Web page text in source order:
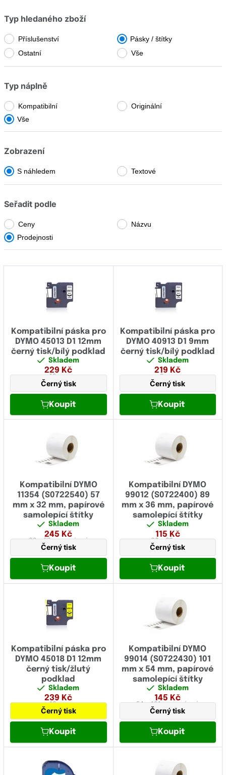
Casio
Dell
Develop
Fullmark
GIGAPRINT
HP
Image
Konica Minolta
Kyocera
Lexmark
OKI
Olivetti
Panasonic
Pantum
Papyrus
Printronix
Samsung
Sharp
Star Micronics
TallyGenicom
Toshiba
Utax
Xerox
Zebra
LabelWriter
LetraTag
M
Typ hledaného zboží
Příslušenství
Pásky / štítky
Ostatní
Vše
Typ náplně
Kompatibilní
Originální
Vše
Zobrazení
S náhledem Textové
Seřadit podle
Ceny
Názvu
Prodejnosti
Kompatibilní páska pro
DYMO 45013 D1 12mm
černý tisk/bílý podklad
Skladem
229 Kč
12 mm
Černý tisk
Koupit
Kompatibilní páska pro
DYMO 40913 D1 9mm
černý tisk/bílý podklad
Skladem
219 Kč
9 mm
Černý tisk
Koupit
Kompatibilní DYMO
11354 (S0722540) 57
mm x 32 mm, papírové
samolepící štítky
Skladem
245 Kč
32 x 57 mmpapírová
Černý tisk
Koupit
Kompatibilní DYMO
99012 (S0722400) 89
mm x 36 mm, papírové
samolepící štítky
Skladem
115 Kč
36 x 89 mm
Černý tisk
Koupit
Kompatibilní páska pro
DYMO 45018 D1 12mm
černý tisk/žlutý
podklad
Skladem
239 Kč
12 mm
Černý tisk
Koupit
Kompatibilní DYMO
99014 (S0722430) 101
mm x 54 mm, papírové
samolepící štítky
Skladem
145 Kč
54 x 101 mmpapírová
Černý tisk
Koupit